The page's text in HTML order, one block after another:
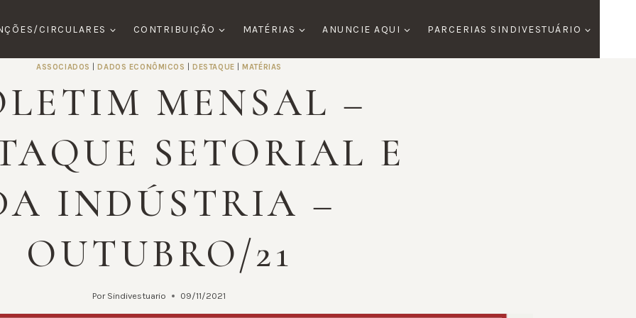
CIRCULARES CONTRIBUIÇÃO MATÉRIAS ANUNCIE AQUI PARCERIAS SINDIVESTUÁRIO
ASSOCIADOS |DADOS ECONÔMICOS |DESTAQUE |MATÉRIAS
MENSAL –
SETORIAL E
INDÚSTRIA –
OUTUBRO/21
Por Sindivestuario 09/11/2021